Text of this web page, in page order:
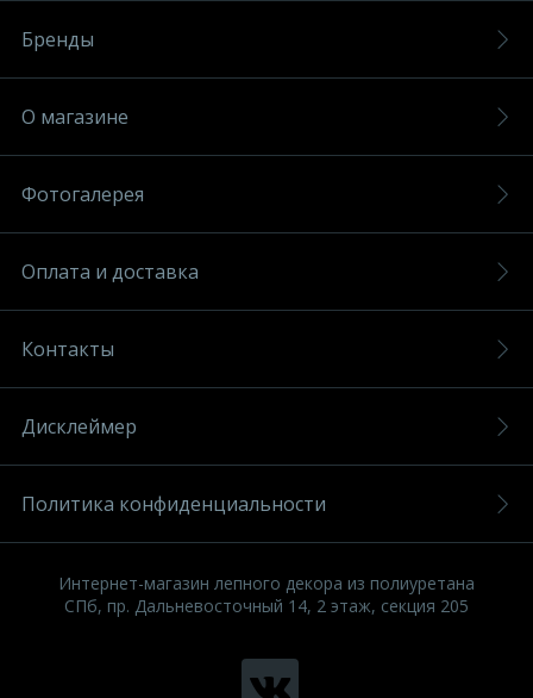
Бренды
О магазине
Фотогалерея
Оплата и доставка
Контакты
Дисклеймер
Политика конфиденциальности
Интернет-магазин лепного декора из полиуретана
СПб, пр. Дальневосточный 14, 2 этаж, секция 205